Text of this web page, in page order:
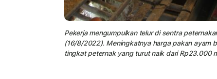
Pekerja mengumpulkan telur di sentra
(16/8/2022). Meningkatnya harga pakan ayam
tingkat peternak yang turut naik dari Rp23.000